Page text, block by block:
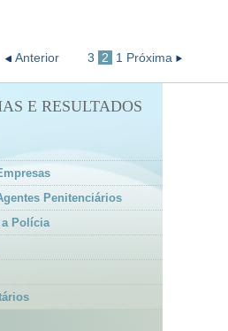
Próxima
1
2
3
Anterior
E RESULTADOS
Penitenciários
a Polícia